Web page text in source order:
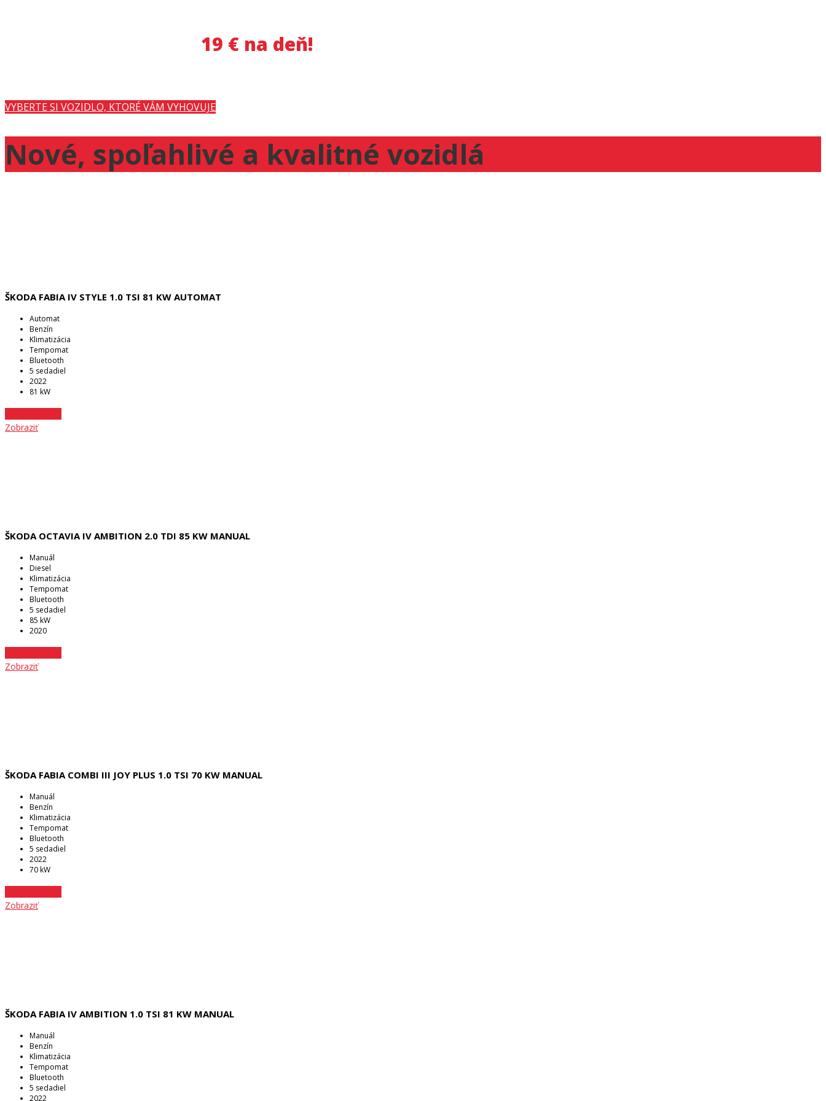
19 € na deň!
VYBERTE SI VOZIDLO, KTORÉ VÁM VYHOVUJE
Nové, spoľahlivé a kvalitné vozidlá
ŠKODA FABIA IV STYLE 1.0 TSI 81 KW AUTOMAT
Automat
Benzín
Klimatizácia
Tempomat
Bluetooth
5 sedadiel
2022
81 kW
Zobraziť
ŠKODA OCTAVIA IV AMBITION 2.0 TDI 85 KW MANUAL
Manuál
Diesel
Klimatizácia
Tempomat
Bluetooth
5 sedadiel
85 kW
2020
Zobraziť
ŠKODA FABIA COMBI III JOY PLUS 1.0 TSI 70 KW MANUAL
Manuál
Benzín
Klimatizácia
Tempomat
Bluetooth
5 sedadiel
2022
70 kW
Zobraziť
ŠKODA FABIA IV AMBITION 1.0 TSI 81 KW MANUAL
Manuál
Benzín
Klimatizácia
Tempomat
Bluetooth
5 sedadiel
2022